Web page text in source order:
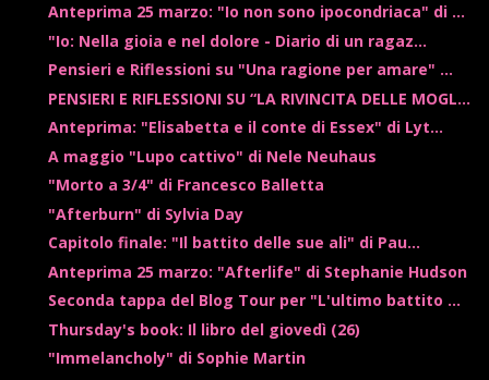
Anteprima 25 marzo: "Io non sono ipocondriaca" di ...
"Io: Nella gioia e nel dolore - Diario di un ragaz...
Pensieri e Riflessioni su "Una ragione per amare" ...
PENSIERI E RIFLESSIONI SU “LA RIVINCITA DELLE MOGL...
Anteprima: "Elisabetta e il conte di Essex" di Lyt...
A maggio "Lupo cattivo" di Nele Neuhaus
"Morto a 3/4" di Francesco Balletta
"Afterburn" di Sylvia Day
Capitolo finale: "Il battito delle sue ali" di Pau...
Anteprima 25 marzo: "Afterlife" di Stephanie Hudson
Seconda tappa del Blog Tour per "L'ultimo battito ...
Thursday's book: Il libro del giovedì (26)
"Immelancholy" di Sophie Martin